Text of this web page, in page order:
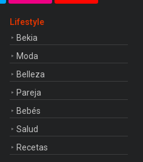
Lifestyle
Bekia
Moda
Belleza
Pareja
Bebés
Salud
Recetas